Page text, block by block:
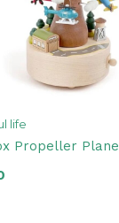
life
Propeller